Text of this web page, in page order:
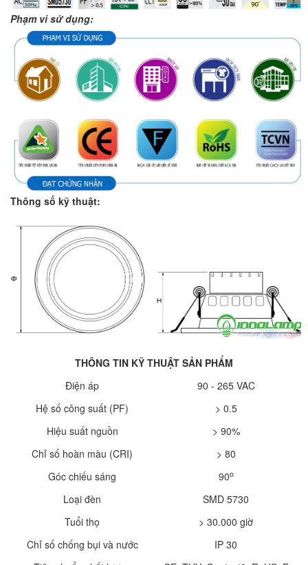
Phạm vi sử dụng:
Thông số kỹ thuật:
THÔNG TIN KỸ THUẬT SẢN PHẨM
Điện áp
90 - 265 VAC
Hệ số công suất (PF)
> 0.5
Hiệu suất nguồn
> 90%
Chỉ số hoàn màu (CRI)
> 80
Góc chiếu sáng
90o
Loại đèn
SMD 5730
Tuổi thọ
> 30.000 giờ
Chỉ số chống bụi và nước
IP 30